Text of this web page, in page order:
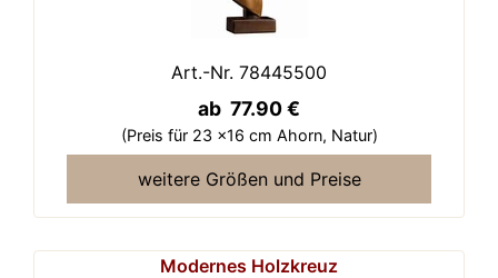
Art.-Nr. 78445500
ab 77.90 €
(Preis für 23 x16 cm Ahorn, Natur)
weitere Größen und Preise
Modernes Holzkreuz